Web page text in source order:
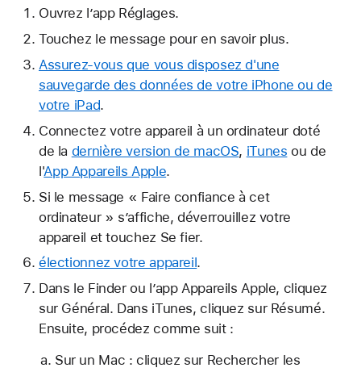
Ouvrez l’app Réglages.
Touchez le message pour en savoir plus.
Assurez-vous que vous disposez d'une
sauvegarde des données de votre iPhone ou de
votre iPad.
Connectez votre appareil à un ordinateur doté
de la dernière version de macOS, iTunes ou de
l'App Appareils Apple.
Si le message « Faire confiance à cet
ordinateur » s’affiche, déverrouillez votre
appareil et touchez Se fier.
électionnez votre appareil.
Dans le Finder ou l’app Appareils Apple, cliquez
sur Général. Dans iTunes, cliquez sur Résumé.
Ensuite, procédez comme suit :
Sur un Mac : cliquez sur Rechercher les